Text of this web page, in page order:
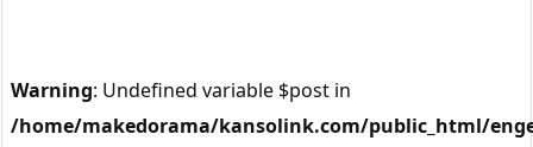
Warning: Undefined variable $post in
/home/makedorama/kansolink.com/public_html/